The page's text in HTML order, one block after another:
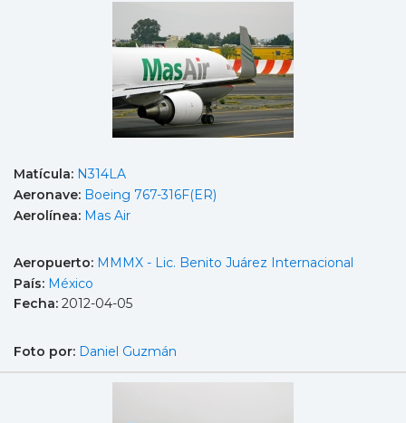
Matícula: N314LA
Aeronave: Boeing 767-316F(ER)
Aerolínea: Mas Air
Aeropuerto: MMMX - Lic. Benito Juárez Internacional
País: México
Fecha: 2012-04-05
Foto por: Daniel Guzmán